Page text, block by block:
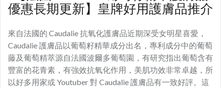
優惠長期更新】皇牌好用護膚品推介
來自法國的 Caudalie 抗氧化護膚品近期深受女明星喜愛，
Caudalie 護膚品以葡萄籽精華成分出名，專利成分中的葡萄
藤及葡萄精萃源自法國波爾多葡萄園，有研究指出葡萄含有
豐富的花青素，有強效抗氧化作用，美肌功效非常卓越，所
以好多用家或 Youtuber 對 Caudalie 護膚品有一致好評。這